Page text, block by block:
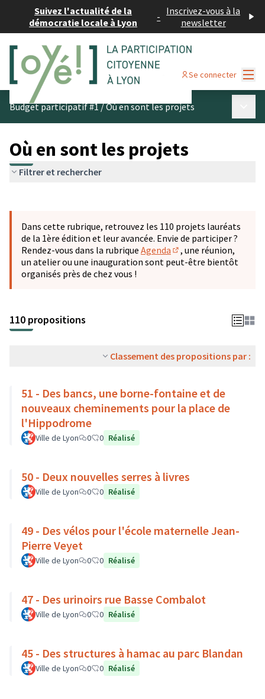
Suivez l'actualité de la
démocratie locale à Lyon
- Inscrivez-vous à la
newsletter
Se connecter
Budget participatif #1/Où en sont les projets
Où en sont les projets
Filtrer et rechercher
−
Dans cette rubrique, retrouvez les 110 projets lauréats
de la 1ère édition et leur avancée. Envie de participer ?
Rendez-vous dans la rubrique Agenda
(S'ouvre dans un
, une réunion,
un atelier ou une inauguration sont peut-être bientôt
organisés près de chez vous !
110 propositions
Classement des propositions par :
51 - Des bancs, une borne-fontaine et de
nouveaux cheminements pour la place de
l'Hippodrome
Ville de Lyon 0 0 Réalisé
50 - Deux nouvelles serres à livres
Ville de Lyon 0 0 Réalisé
49 - Des vélos pour l'école maternelle Jean-
Pierre Veyet
Ville de Lyon 0 0 Réalisé
47 - Des urinoirs rue Basse Combalot
Ville de Lyon 0 0 Réalisé
45 - Des structures à hamac au parc Blandan
Ville de Lyon 0 0 Réalisé